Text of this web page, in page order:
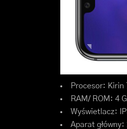
Procesor: Kirin
RAM/ ROM: 4
Wyświetlacz:
Aparat główny: